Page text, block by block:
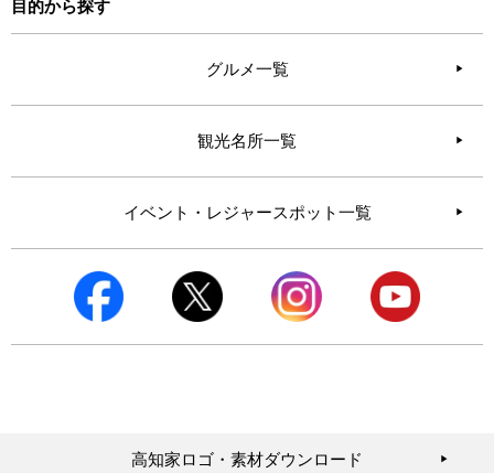
目的から探す
グルメ一覧
観光名所一覧
イベント・レジャースポット一覧
高知家ロゴ・素材ダウンロード ▶︎